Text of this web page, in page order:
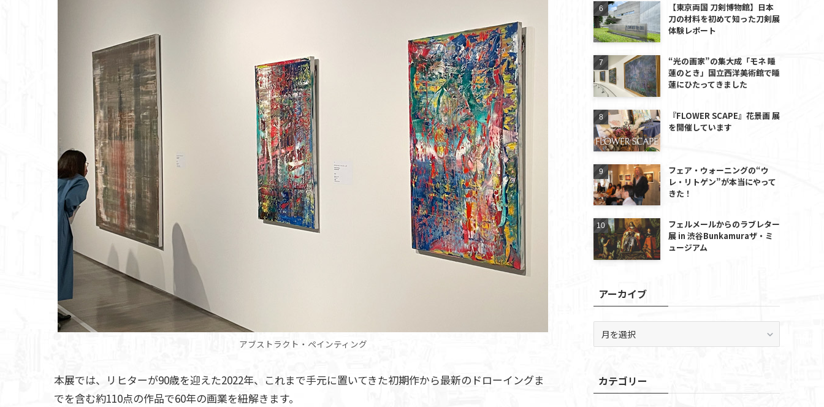
アブストラクト・ペインティング
本展では、リヒターが90歳を迎えた2022年、これまで手元に置いてきた初期作から最新のドローイングま
でを含む約110点の作品で60年の画業を紐解きます。
【東京両国 刀剣博物館】日本
刀の材料を初めて知った刀剣展
体験レポート
“光の画家”の集大成「モネ 睡
蓮のとき」国立西洋美術館で睡
蓮にひたってきました
『FLOWER SCAPE』花景画 展
を開催しています
フェア・ウォーニングの“ウ
レ・リトゲン”が本当にやって
きた！
フェルメールからのラブレター
展 in 渋谷Bunkamuraザ・ミ
ュージアム
アーカイブ
ブカテゴリー